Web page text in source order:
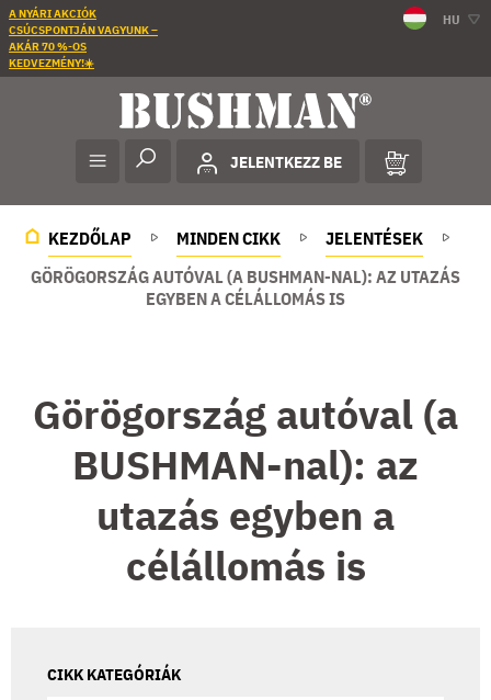
A NYÁRI AKCIÓK
CSÚCSPONTJÁN VAGYUNK –
AKÁR 70 %-OS
KEDVEZMÉNY!☀️
HU
JELENTKEZZ BE
KEZDŐLAP MINDEN CIKK
JELENTÉSEK
GÖRÖGORSZÁG AUTÓVAL (A BUSHMAN-NAL): AZ UTAZÁS
EGYBEN A CÉLÁLLOMÁS IS
Görögország autóval (a
BUSHMAN-nal): az
utazás egyben a
célállomás is
CIKK KATEGÓRIÁK